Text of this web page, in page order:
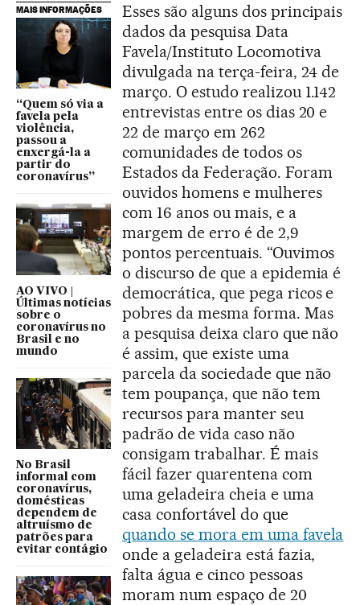
MAIS INFORMAÇÕES
“Quem só via a
favela pela
violência,
passou a
enxergá-la a
partir do
coronavírus”
AO VIVO |
Últimas notícias
sobre o
coronavírus no
Brasil e no
mundo
No Brasil
informal com
coronavírus,
domésticas
dependem de
altruísmo de
patrões para
evitar contágio
Esses são alguns dos principais
dados da pesquisa Data
Favela/Instituto Locomotiva
divulgada na terça-feira, 24 de
março. O estudo realizou 1.142
entrevistas entre os dias 20 e
22 de março em 262
comunidades de todos os
Estados da Federação. Foram
ouvidos homens e mulheres
com 16 anos ou mais, e a
margem de erro é de 2,9
pontos percentuais. “Ouvimos
o discurso de que a epidemia é
democrática, que pega ricos e
pobres da mesma forma. Mas
a pesquisa deixa claro que não
é assim, que existe uma
parcela da sociedade que não
tem poupança, que não tem
recursos para manter seu
padrão de vida caso não
consigam trabalhar. É mais
fácil fazer quarentena com
uma geladeira cheia e uma
casa confortável do que
quando se mora em uma favela
onde a geladeira está fazia,
falta água e cinco pessoas
moram num espaço de 20